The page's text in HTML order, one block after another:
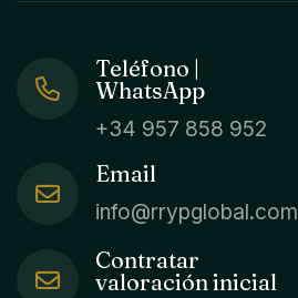
Teléfono |
WhatsApp
+34 957 858 952
Email
info@rrypglobal.com
Contratar
valoración inicial